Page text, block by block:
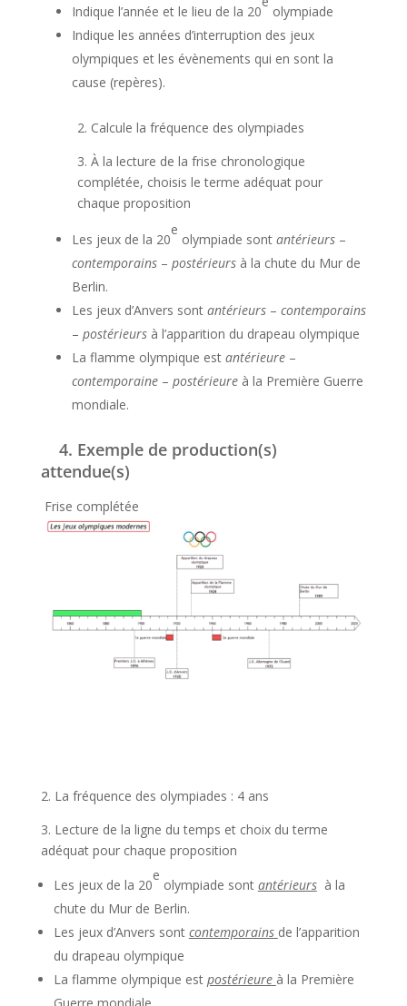
Indique l’année et le lieu de la 20
olympiade
Indique les années d’interruption des jeux
olympiques et les évènements qui en sont la
cause (repères).
2. Calcule la fréquence des olympiades
3. À la lecture de la frise chronologique
complétée, choisis le terme adéquat pour
chaque proposition
Les jeux de la 20
e
olympiade sont antérieurs–
contemporains– postérieursà la chute du Mur de
Berlin.
Les jeux d’Anvers sont antérieurs– contemporains
– postérieursà l’apparition du drapeau olympique
La flamme olympique est antérieure–
contemporaine– postérieureà la Première Guerre
mondiale.
4. Exemple de production(s)
attendue(s)
Frise complétée
2. La fréquence des olympiades : 4 ans
3. Lecture de la ligne du temps et choix du terme
adéquat pour chaque proposition
Les jeux de la 20
e
olympiade sont antérieurs à la
chute du Mur de Berlin.
Les jeux d’Anvers sont contemporains de l’apparition
du drapeau olympique
La flamme olympique est postérieure à la Première